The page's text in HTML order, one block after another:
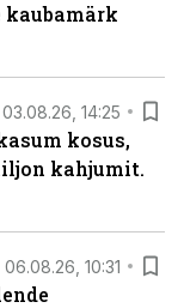
kaubamärk
03.08.26, 14:25
kosus,
kahjumit.
06.08.26, 10:31